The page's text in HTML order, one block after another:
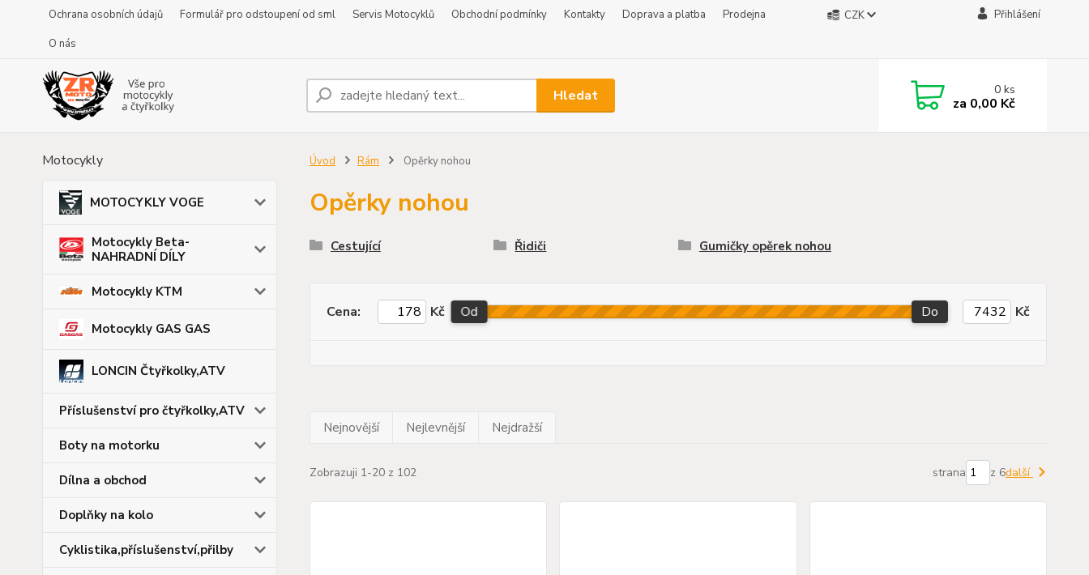
Ochrana osobních údajů Formulář pro odstoupení od sml Servis Motocyklů Obchodní podmínky Kontakty Doprava a platba
Prodejna
O nás
CZK Přihlášení
Hledat 0ks
za 0,00 Kč
Motocykly
MOTOCYKLY VOGE
Motocykly Beta-
NAHRADNÍ DÍLY
Motocykly KTM
Motocykly GAS GAS
LONCIN Čtyřkolky,ATV
Příslušenství pro čtyřkolky,ATV
Boty na motorku
Dílna a obchod
Doplňky na kolo
Cyklistika,příslušenství,přilby
Úvod Rám Opěrky nohou
Opěrky nohou
Cestující Řidiči Gumičky opěrek nohou
Cena: Kč Od Do Kč
Nejnovější Nejlevnější Nejdražší
Zobrazuji 1-20 z 102 strana z 6další